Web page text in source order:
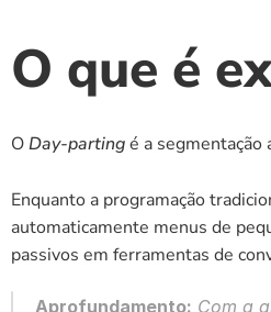
O que é
O Day-parting é a segmentação
Enquanto a programação
automaticamente menus de
passivos em ferramentas de
Aprofundamento: Com a